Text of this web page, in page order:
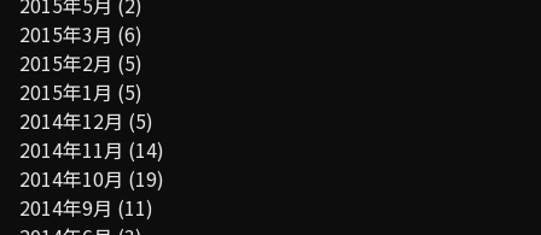
2015年3月 (6)
2015年2月 (5)
2015年1月 (5)
2014年12月 (5)
2014年11月 (14)
2014年10月 (19)
2014年9月 (11)